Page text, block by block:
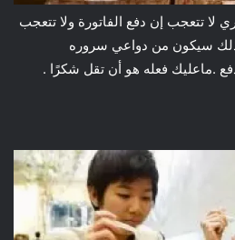
تتعجب إن دفع الفاتورة ولا تتعجب
سيكون من دواعي سروره
.ماعليك فعله هو أن تقل شكرًا .